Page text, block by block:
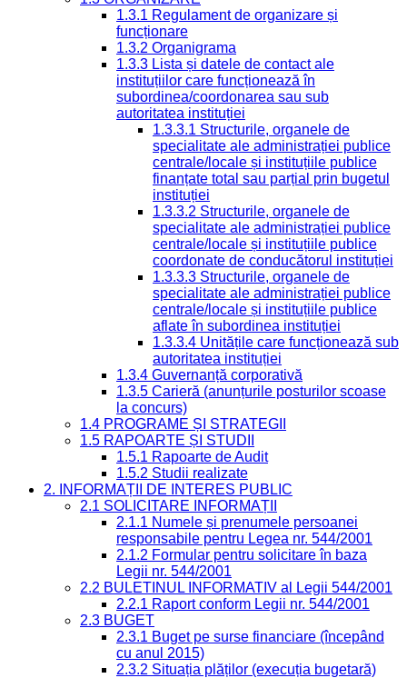
1.3.1 Regulament de organizare și
funcționare
1.3.2 Organigrama
1.3.3 Lista și datele de contact ale
instituțiilor care funcționează în
subordinea/coordonarea sau sub
autoritatea instituției
1.3.3.1 Structurile, organele de
specialitate ale administrației publice
centrale/locale și instituțiile publice
finanțate total sau parțial prin bugetul
instituției
1.3.3.2 Structurile, organele de
specialitate ale administrației publice
centrale/locale și instituțiile publice
coordonate de conducătorul instituției
1.3.3.3 Structurile, organele de
specialitate ale administrației publice
centrale/locale și instituțiile publice
aflate în subordinea instituției
1.3.3.4 Unitățile care funcționează sub
autoritatea instituției
1.3.4 Guvernanță corporativă
1.3.5 Carieră (anunțurile posturilor scoase
la concurs)
1.4 PROGRAME ȘI STRATEGII
1.5 RAPOARTE ȘI STUDII
1.5.1 Rapoarte de Audit
1.5.2 Studii realizate
2. INFORMAȚII DE INTERES PUBLIC
2.1 SOLICITARE INFORMAȚII
2.1.1 Numele și prenumele persoanei
responsabile pentru Legea nr. 544/2001
2.1.2 Formular pentru solicitare în baza
Legii nr. 544/2001
2.2 BULETINUL INFORMATIV al Legii 544/2001
2.2.1 Raport conform Legii nr. 544/2001
2.3 BUGET
2.3.1 Buget pe surse financiare (începând
cu anul 2015)
2.3.2 Situația plăților (execuția bugetară)